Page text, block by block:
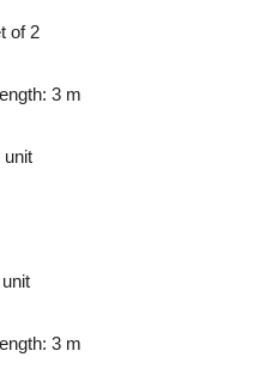
2
3 m
3 m